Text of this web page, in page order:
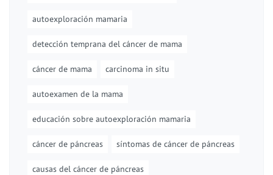
autoexploración mamaria
detección temprana del cáncer de mama
cáncer de mama carcinoma in situ
autoexamen de la mama
educación sobre autoexploración mamaria
cáncer de páncreas síntomas de cáncer de páncreas
causas del cáncer de páncreas